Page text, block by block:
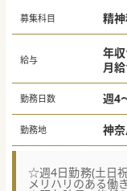
・すでに1名の入
内科系の先生には
#春入職可 #秋入職
募集科目 精
給与
年
月
勤務日数 週4
勤務地
☆週4日勤務(土日
メリハリのある働